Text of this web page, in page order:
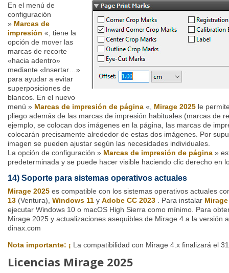
En el menú de
configuración
» Marcas de
impresión «, tiene la
opción de mover las
marcas de recorte
«hacia adentro»
mediante «Insertar…»
para ayudar a evitar
superposiciones de
blancos. En el nuevo
menú » Marcas de impresión de página «, Mirage 2025 le
pliego además de las marcas de impresión habituales (marcas de
ejemplo, se colocan dos imágenes en la página, las marcas de
colocarán precisamente alrededor de estas dos imágenes. Por
imagen se pueden ajustar según las necesidades individuales.
La opción de configuración » Marcas de impresión de página »
predeterminada y se puede hacer visible haciendo clic derecho en
14) Soporte para sistemas operativos actuales
Mirage 2025 es compatible con los sistemas operativos actuales
13 (Ventura), Windows 11 y Adobe CC 2023 . Para instalar
ejecutar Windows 10 o macOS High Sierra como mínimo. Para
Mirage 2025 y actualizaciones asequibles de Mirage 4 a la versión
dinax.com
Nota importante: ¡ La compatibilidad con Mirage 4.x finalizará el
Licencias Mirage 2025